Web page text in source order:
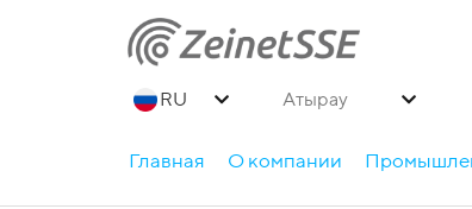
Атырау
Главная О компании